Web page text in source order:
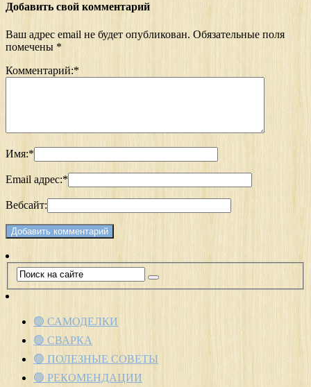
Добавить свой комментарий
Ваш адрес email не будет опубликован. Обязательные поля
помечены *
Комментарий:*
Имя:*
Email адрес:*
Вебсайт:
🟢 САМОДЕЛКИ
🟢 СВАРКА
🟢 ПОЛЕЗНЫЕ СОВЕТЫ
🟢 РЕКОМЕНДАЦИИ